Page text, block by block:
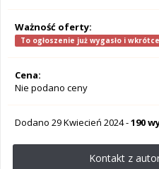
Ważność oferty:
To ogłoszenie już wygasło i
Cena:
Nie podano ceny
Dodano 29 Kwiecień 2024-190
Kontakt z